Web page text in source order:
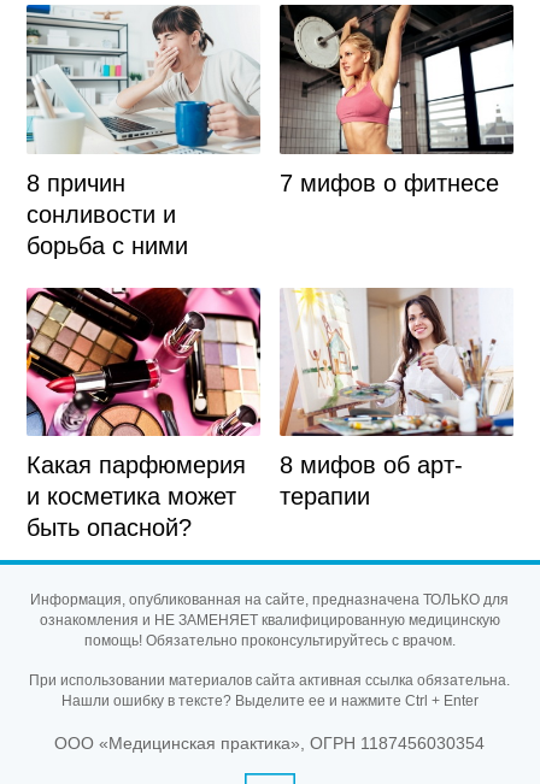
8 причин
сонливости и
борьба с ними
7 мифов о фитнесе
Какая парфюмерия
и косметика может
быть опасной?
8 мифов об арт-
терапии
Информация, опубликованная на сайте, предназначена ТОЛЬКО для
ознакомления и НЕ ЗАМЕНЯЕТ квалифицированную медицинскую
помощь! Обязательно проконсультируйтесь с врачом.
При использовании материалов сайта активная ссылка обязательна.
Нашли ошибку в тексте? Выделите ее и нажмите Ctrl + Enter
ООО «Медицинская практика», ОГРН 1187456030354